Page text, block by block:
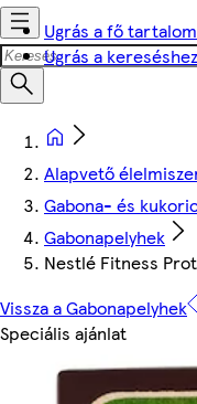
Ugrás a fő
Ugrás a kereséshez
Alapvető
Gabona- és
Gabonapelyhek
Nestlé Fitness
Vissza a Gabonapelyhek
Speciális ajánlat